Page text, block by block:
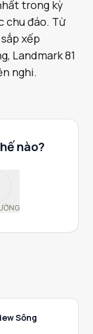
trong kỳ
chu đáo. Từ
xếp
Landmark 81
nghi.
nào?
Sông